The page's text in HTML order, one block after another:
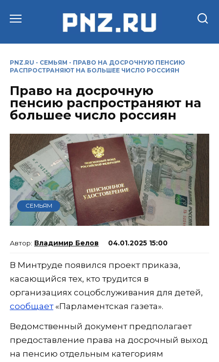
PNZ.RU - СЕМЬЯМ - ПРАВО НА ДОСРОЧНУЮ ПЕНСИЮ
РАСПРОСТРАНЯЮТ НА БОЛЬШЕЕ ЧИСЛО РОССИЯН
Право на досрочную
пенсию распространяют на
большее число россиян
СЕМЬЯМ
Владимир Белов 04.01.2025 15:00
В Минтруде появился проект приказа,
касающийся тех, кто трудится в
организациях соцобслуживания для детей,
сообщает«Парламентская газета».
Ведомственный документ предполагает
предоставление права на досрочный выход
на пенсию отдельным категориям